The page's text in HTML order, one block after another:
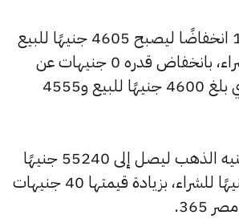
وشهد سعر عيار 14 انخفاضًا ليصبح 4605 جنيهًا للبيع
و4555 جنيهًا للشراء، بانخفاض قدره 0 جنيهات عن
السعر السابق الذي بلغ 4600 جنيهًا للبيع و4555
كما ارتفع سعر الجنيه الذهب ليصل إلى 55240 جنيهًا
للبيع و54680 جنيهًا للشراء، بزيادة قيمتها 40 جنيهات